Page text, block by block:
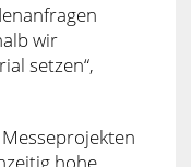
wir
setzen“,